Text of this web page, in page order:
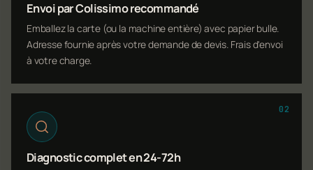
Envoi par Colissimo recommandé
Emballez la carte (ou la machine entière) avec papier bulle.
Adresse fournie après votre demande de devis. Frais d'envoi
à votre charge.
02
Diagnostic complet en 24-72h